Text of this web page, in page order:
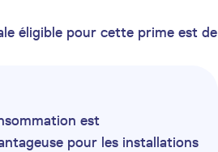
éligible pour cette prime est de
est
pour les installations